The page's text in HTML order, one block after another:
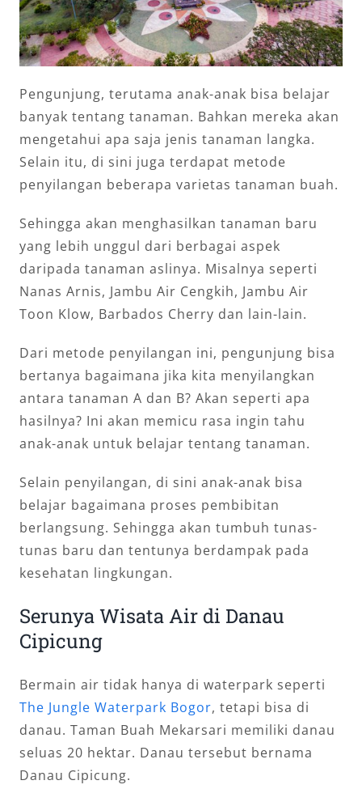
Pengunjung, terutama anak-anak bisa belajar
banyak tentang tanaman. Bahkan mereka akan
mengetahui apa saja jenis tanaman langka.
Selain itu, di sini juga terdapat metode
penyilangan beberapa varietas tanaman buah.
Sehingga akan menghasilkan tanaman baru
yang lebih unggul dari berbagai aspek
daripada tanaman aslinya. Misalnya seperti
Nanas Arnis, Jambu Air Cengkih, Jambu Air
Toon Klow, Barbados Cherry dan lain-lain.
Dari metode penyilangan ini, pengunjung bisa
bertanya bagaimana jika kita menyilangkan
antara tanaman A dan B? Akan seperti apa
hasilnya? Ini akan memicu rasa ingin tahu
anak-anak untuk belajar tentang tanaman.
Selain penyilangan, di sini anak-anak bisa
belajar bagaimana proses pembibitan
berlangsung. Sehingga akan tumbuh tunas-
tunas baru dan tentunya berdampak pada
kesehatan lingkungan.
Serunya Wisata Air di Danau
Cipicung
Bermain air tidak hanya di waterpark seperti
The Jungle Waterpark Bogor, tetapi bisa di
danau. Taman Buah Mekarsari memiliki danau
seluas 20 hektar. Danau tersebut bernama
Danau Cipicung.